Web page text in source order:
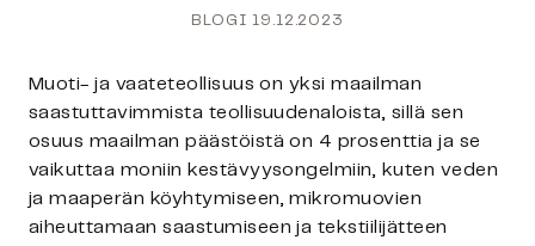
BLOGI 19.12.2023
Muoti- ja vaateteollisuus on yksi maailman
saastuttavimmista teollisuudenaloista, sillä sen
osuus maailman päästöistä on 4 prosenttia ja se
vaikuttaa moniin kestävyysongelmiin, kuten veden
ja maaperän köyhtymiseen, mikromuovien
aiheuttamaan saastumiseen ja tekstiilijätteen